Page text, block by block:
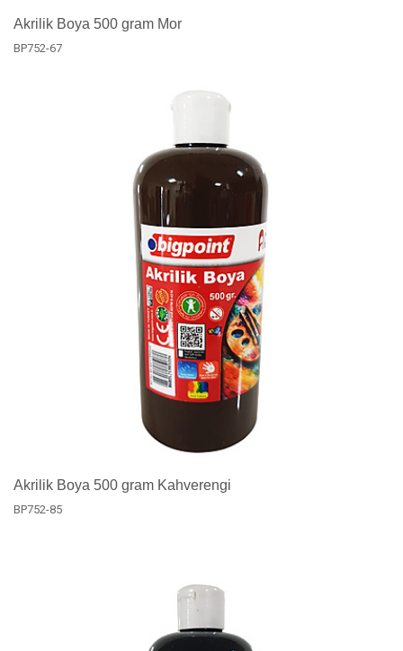
Akrilik Boya 500 gram Mor
BP752-67
Akrilik Boya 500 gram Kahverengi
BP752-85